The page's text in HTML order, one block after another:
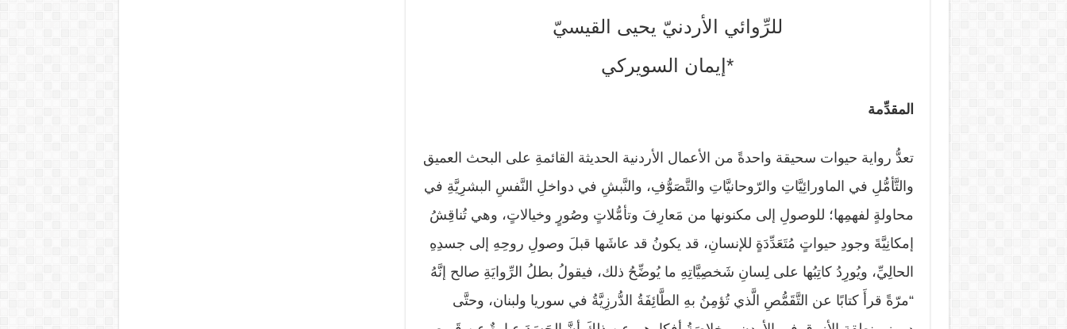
للرِّوائي الأردنيّ يحيى القيسيّ
*إيمان السويركي
المقدِّمة
تعدُّ رواية حيوات سحيقة واحدةً من الأعمال الأردنية الحديثة القائمةِ على البحث العميق
والتَّأمُّلِ في الماورائِيَّاتِ والرّوحانيَّاتِ والتَّصَوُّفِ، والنَّبشِ في دواخلِ النَّفسِ البشرِيَّةِ في
محاولةٍ لفهمِها؛ للوصولِ إلى مكنونها من مَعارِفَ وتأمُّلاتٍ وصُورٍ وخيالاتٍ، وهي تُناقِشُ
إمكانِيَّةَ وجودِ حيواتٍ مُتَعَدِّدَةٍ للإنسانِ، قد يكونُ قد عاشَها قبلَ وصولِ روحِهِ إلى جسدِهِ
الحالِيِّ، ويُورِدُ كاتِبُها على لِسانِ شَخصِيَّاتِهِ ما يُوضِّحُ ذلك، فيقولُ بطلُ الرِّوايَةِ صالح إنَّهُ
“مرّةً قرأَ كتابًا عن التَّقَمُّصِ الَّذي تُؤمِنُ بهِ الطَّائِفَةُ الدُّرزِيَّةُ في سوريا ولبنان، وحتَّى